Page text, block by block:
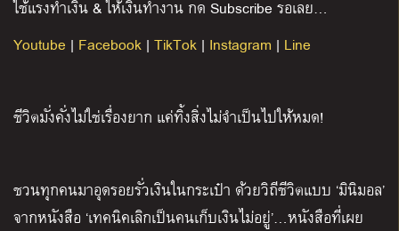
ใช้แรงทำเงิน&ให้เงินทำงาน กด Subscribe รอเลย…
Youtube | Facebook | TikTok | Instagram | Line
ชีวิตมั่งคั่งไม่ใช่เรื่องยาก แค่ทิ้งสิ่งไม่จำเป็นไปให้หมด!
ชวนทุกคนมาอุดรอยรั่วเงินในกระเป๋า ด้วยวิถีชีวิตแบบ ‘มินิมอล’
จากหนังสือ ‘เทคนิคเลิกเป็นคนเก็บเงินไม่อยู่’…หนังสือที่เผย